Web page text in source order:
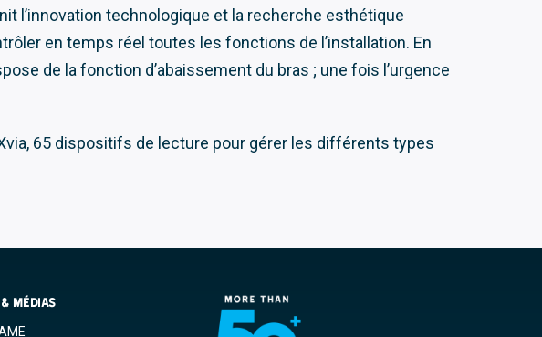
l’innovation technologique et la recherche esthétique
en temps réel toutes les fonctions de l’installation. En
de la fonction d’abaissement du bras ; une fois l’urgence
65 dispositifs de lecture pour gérer les différents types
MÉDIAS